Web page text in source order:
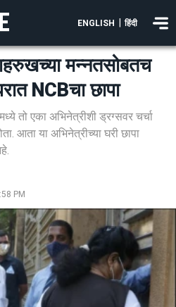
ENGLISH हिंदी
मन्नतसोबतच
NCBचा छापा
तो एका अभिनेत्रीशी ड्रग्सवर चर्चा
आता या अभिनेत्रीच्या घरी छापा
PM